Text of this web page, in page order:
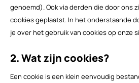
genoemd). Ook via derden die door ons
cookies geplaatst. In het onderstaande
je over het gebruik van cookies op onze
2. Wat zijn cookies?
Een cookie is een klein eenvoudig